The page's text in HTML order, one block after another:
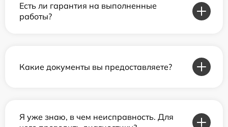
Есть ли гарантия на выполненные
работы?
Какие документы вы предоставляете?
Я уже знаю, в чем неисправность. Для